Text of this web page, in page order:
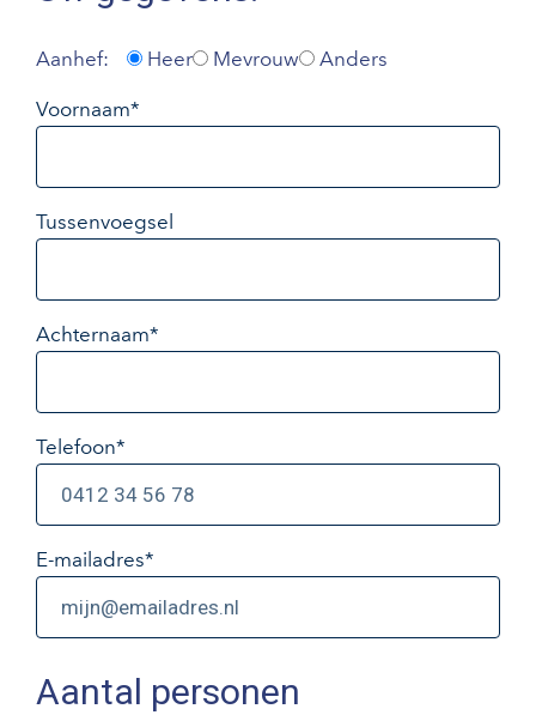
Aanhef: Heer Mevrouw Anders
Voornaam*
Tussenvoegsel
Achternaam*
Telefoon*
E-mailadres*
Aantal personen